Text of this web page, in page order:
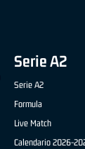
Serie A2
Serie A2
Formula
Live Match
Calendario 2026-